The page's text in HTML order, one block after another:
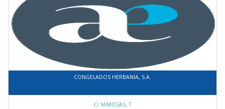
CONGELADOS HERBANIA, S.A.
C/ MIMOSAS, 7